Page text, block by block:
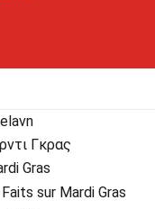
Γκρας
Gras
sur Mardi Gras